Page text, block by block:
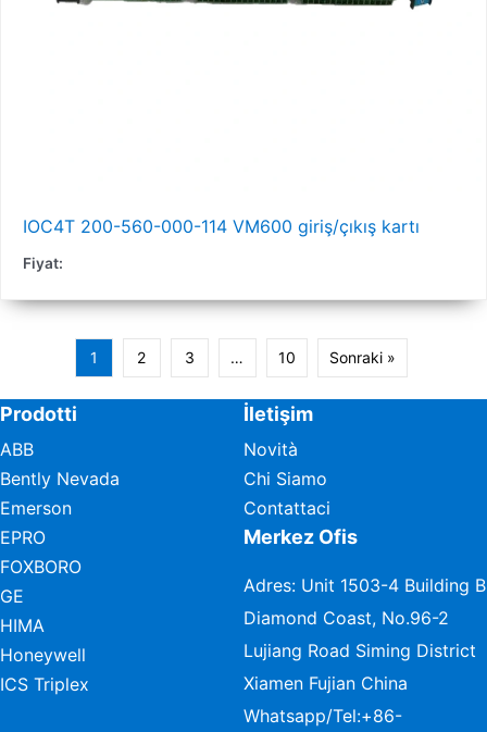
IOC4T 200-560-000-114 VM600 giriş/çıkış kartı
Fiyat:
1 2 3 … 10 Sonraki »
Prodotti
ABB
Bently Nevada
Emerson
EPRO
FOXBORO
GE
HIMA
Honeywell
ICS Triplex
İletişim
Novità
Chi Siamo
Contattaci
Merkez Ofis
Adres: Unit 1503-4 Building B
Diamond Coast, No.96-2
Lujiang Road Siming District
Xiamen Fujian China
Whatsapp/Tel:+86-